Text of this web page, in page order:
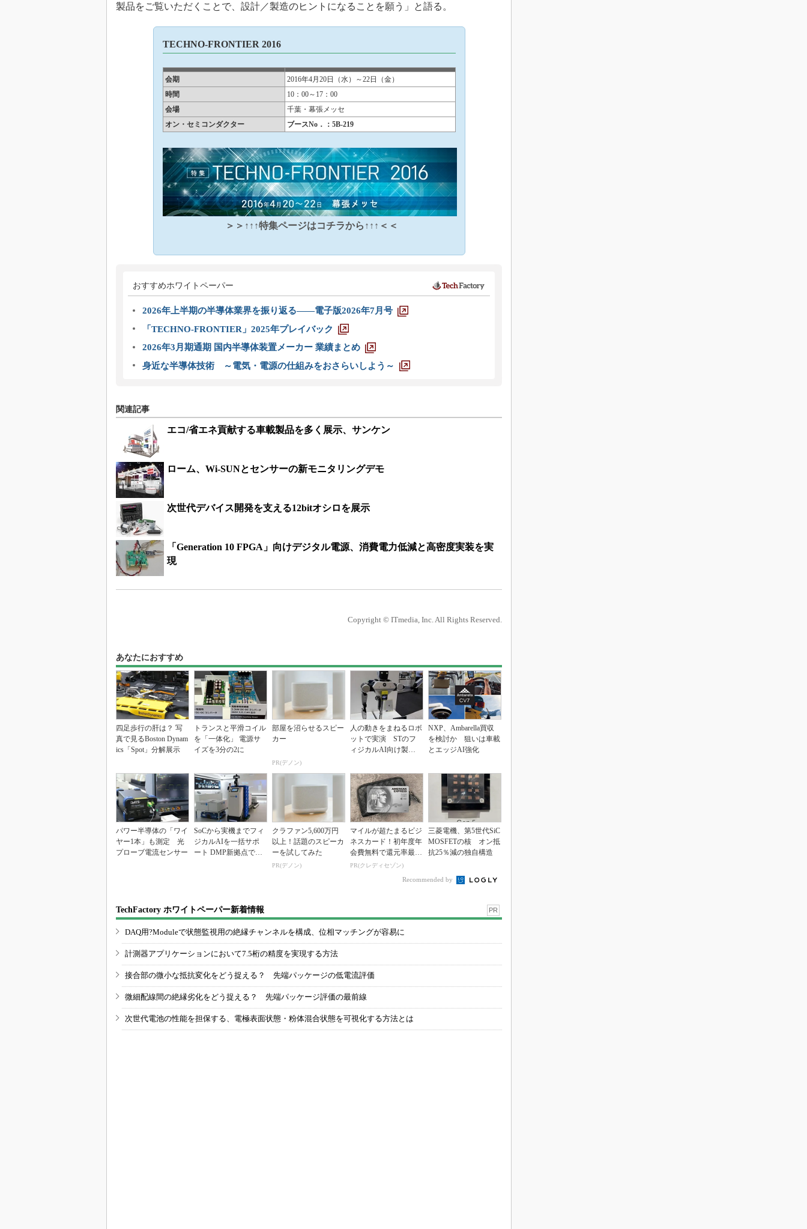
製品をご覧いただくことで、設計／製造のヒントになることを願う」と語る。
TECHNO-FRONTIER 2016
会期
2016年4月20日（水）～22日（金）
時間
10：00～17：00
会場
千葉・幕張メッセ
オン・セミコンダクター
ブースNo．：5B-219
＞＞↑↑↑特集ページはコチラから↑↑↑＜＜
おすすめホワイトペーパー
2026年上半期の半導体業界を振り返る――電子版2026年7月号
「TECHNO-FRONTIER」2025年プレイバック
2026年3月期通期 国内半導体装置メーカー 業績まとめ
身近な半導体技術 ～電気・電源の仕組みをおさらいしよう～
関連記事
エコ/省エネ貢献する車載製品を多く展示、サンケン
ローム、Wi-SUNとセンサーの新モニタリングデモ
次世代デバイス開発を支える12bitオシロを展示
「Generation 10 FPGA」向けデジタル電源、消費電力低減と高密度実装を実
現
Copyright © ITmedia, Inc. All Rights Reserved.
あなたにおすすめ
四足歩行の肝は？ 写
真で見るBoston Dynam
ics「Spot」分解展示
トランスと平滑コイル
を「一体化」 電源サ
イズを3分の2に
部屋を沼らせるスピー
カー
PR(デノン)
人の動きをまねるロボ
ットで実演 STのフ
ィジカルAI向け製品
NXP、Ambarella買収
を検討か 狙いは車載
とエッジAI強化
パワー半導体の「ワイ
ヤー1本」も測定 光
プローブ電流センサー
SoCから実機までフィ
ジカルAIを一括サポ
ート DMP新拠点で展
クラファン5,600万円
以上！話題のスピーカ
ーを試してみた
PR(デノン)
マイルが超たまるビジ
ネスカード！初年度年
会費無料で還元率最大
1.125%
PR(クレディセゾン)
三菱電機、第5世代SiC
MOSFETの核 オン抵
抗25％減の独自構造
Recommended by
TechFactory ホワイトペーパー新着情報 PR
DAQ用?Moduleで状態監視用の絶縁チャンネルを構成、位相マッチングが容易に
計測器アプリケーションにおいて7.5桁の精度を実現する方法
接合部の微小な抵抗変化をどう捉える？ 先端パッケージの低電流評価
微細配線間の絶縁劣化をどう捉える？ 先端パッケージ評価の最前線
次世代電池の性能を担保する、電極表面状態・粉体混合状態を可視化する方法とは